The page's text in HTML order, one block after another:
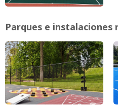
Parques e instalaciones